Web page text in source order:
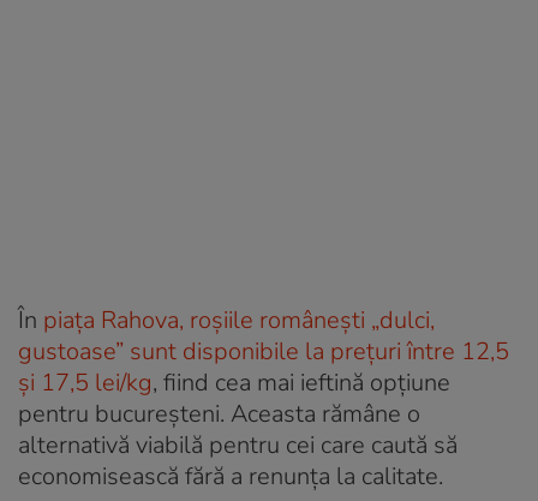
În piața Rahova, roșiile românești „dulci,
gustoase” sunt disponibile la prețuri între 12,5
și 17,5 lei/kg, fiind cea mai ieftină opțiune
pentru bucureșteni. Aceasta rămâne o
alternativă viabilă pentru cei care caută să
economisească fără a renunța la calitate.